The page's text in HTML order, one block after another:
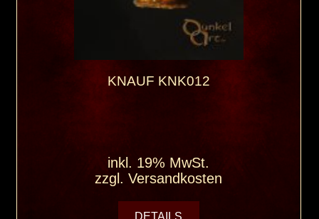
KNAUF KNK012
inkl. 19% MwSt.
zzgl.Versandkosten
DETAILS